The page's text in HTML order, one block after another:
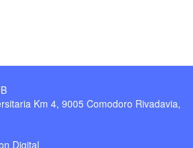
Km 4, 9005 Comodoro Rivadavia,
Digital